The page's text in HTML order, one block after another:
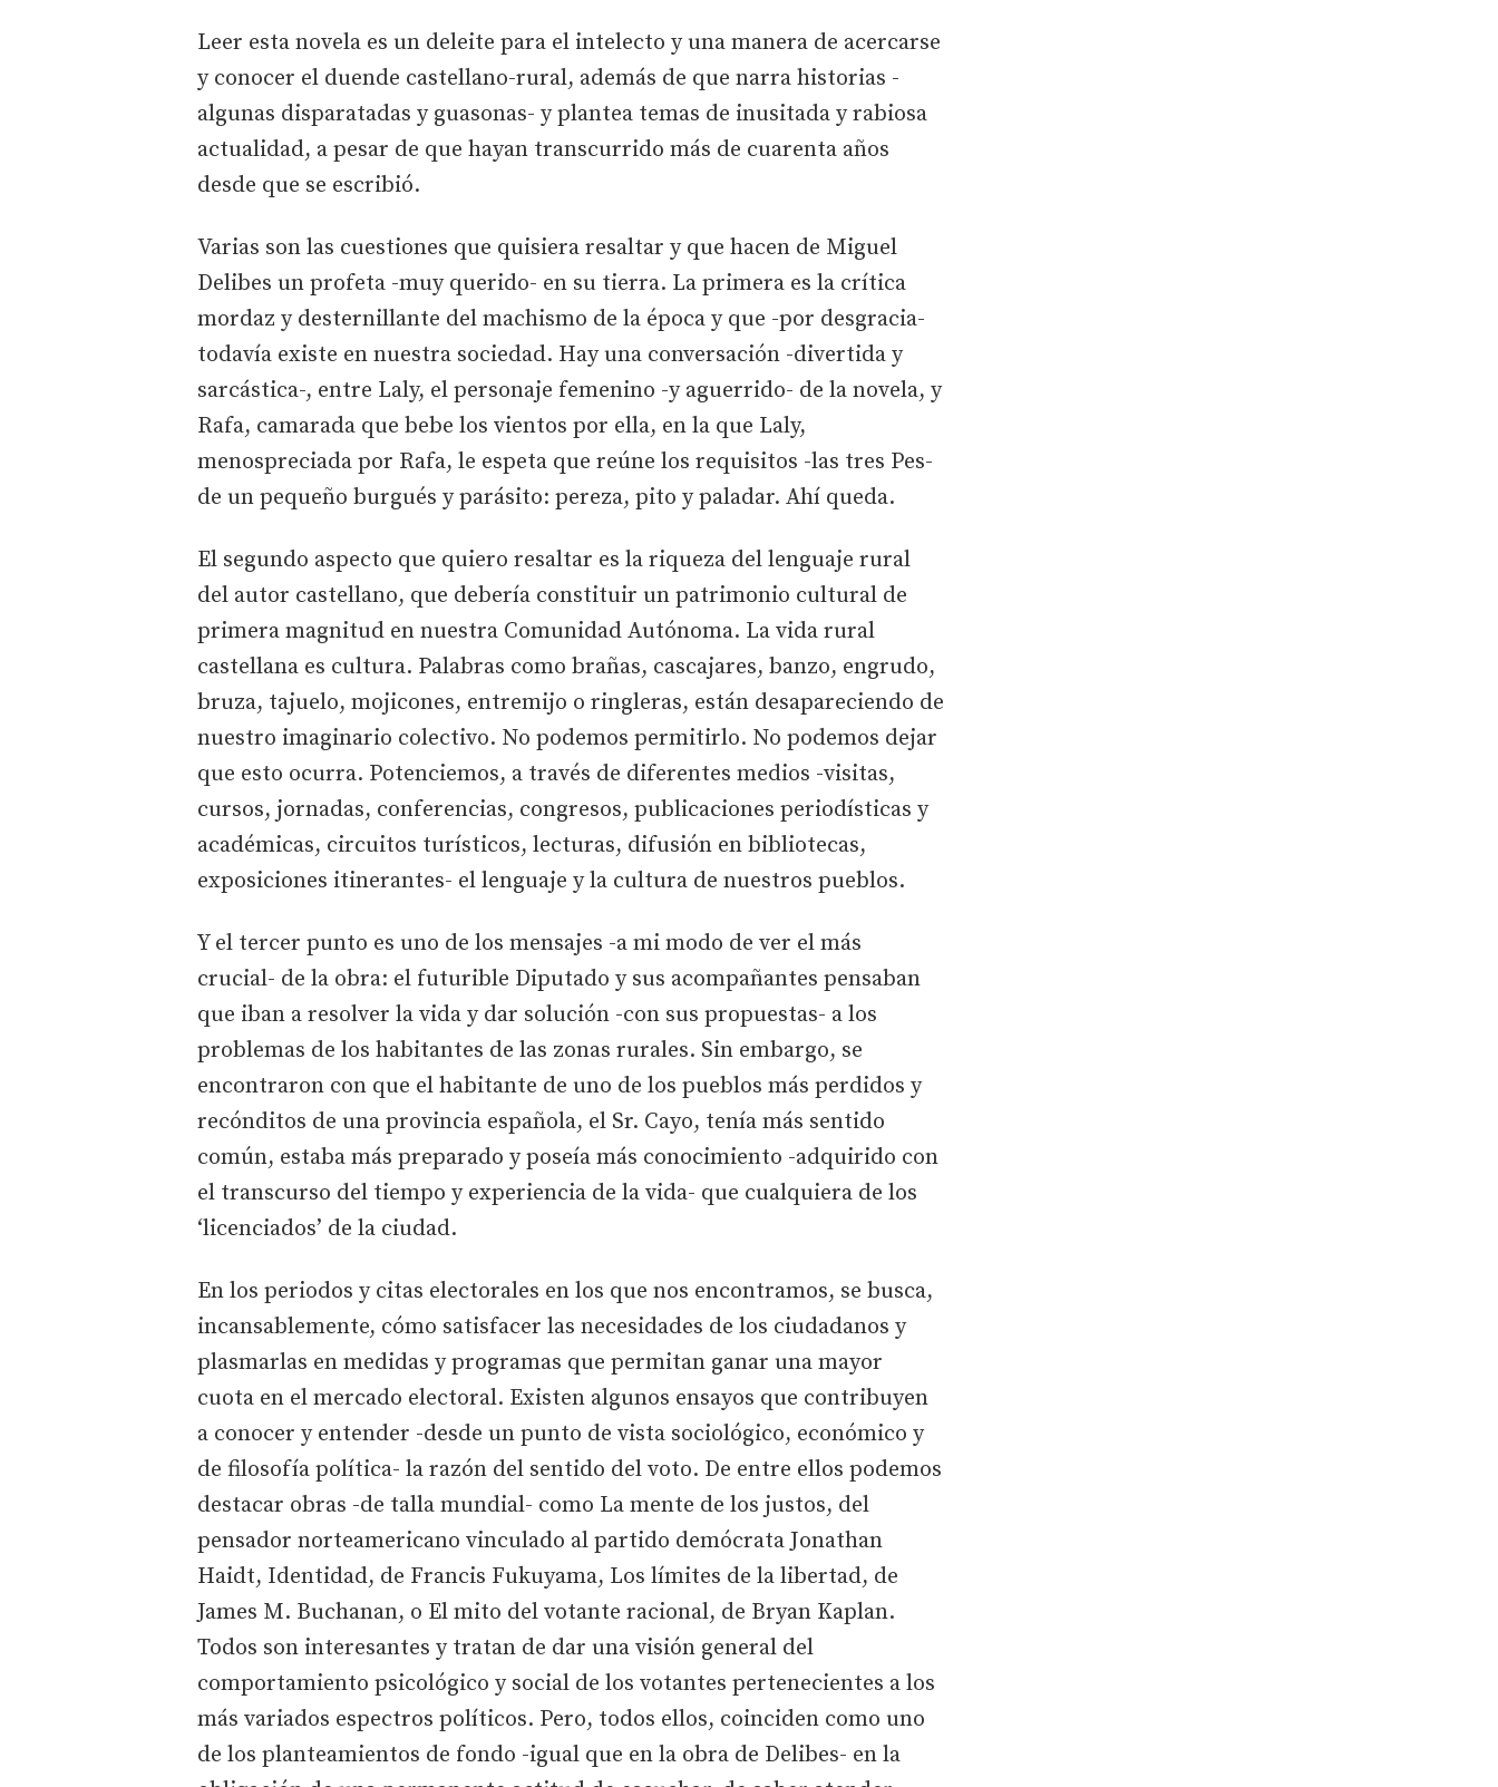
Leer esta novela es un deleite para el intelecto y una manera de acercarse
y conocer el duende castellano-rural, además de que narra historias -
algunas disparatadas y guasonas- y plantea temas de inusitada y rabiosa
actualidad, a pesar de que hayan transcurrido más de cuarenta años
desde que se escribió.
Varias son las cuestiones que quisiera resaltar y que hacen de Miguel
Delibes un profeta -muy querido- en su tierra. La primera es la crítica
mordaz y desternillante del machismo de la época y que -por desgracia-
todavía existe en nuestra sociedad. Hay una conversación -divertida y
sarcástica-, entre Laly, el personaje femenino -y aguerrido- de la novela, y
Rafa, camarada que bebe los vientos por ella, en la que Laly,
menospreciada por Rafa, le espeta que reúne los requisitos -las tres Pes-
de un pequeño burgués y parásito: pereza, pito y paladar. Ahí queda.
El segundo aspecto que quiero resaltar es la riqueza del lenguaje rural
del autor castellano, que debería constituir un patrimonio cultural de
primera magnitud en nuestra Comunidad Autónoma. La vida rural
castellana es cultura. Palabras como brañas, cascajares, banzo, engrudo,
bruza, tajuelo, mojicones, entremijo o ringleras, están desapareciendo de
nuestro imaginario colectivo. No podemos permitirlo. No podemos dejar
que esto ocurra. Potenciemos, a través de diferentes medios -visitas,
cursos, jornadas, conferencias, congresos, publicaciones periodísticas y
académicas, circuitos turísticos, lecturas, difusión en bibliotecas,
exposiciones itinerantes- el lenguaje y la cultura de nuestros pueblos.
Y el tercer punto es uno de los mensajes -a mi modo de ver el más
crucial- de la obra: el futurible Diputado y sus acompañantes pensaban
que iban a resolver la vida y dar solución -con sus propuestas- a los
problemas de los habitantes de las zonas rurales. Sin embargo, se
encontraron con que el habitante de uno de los pueblos más perdidos y
recónditos de una provincia española, el Sr. Cayo, tenía más sentido
común, estaba más preparado y poseía más conocimiento -adquirido con
el transcurso del tiempo y experiencia de la vida- que cualquiera de los
‘licenciados’ de la ciudad.
En los periodos y citas electorales en los que nos encontramos, se busca,
incansablemente, cómo satisfacer las necesidades de los ciudadanos y
plasmarlas en medidas y programas que permitan ganar una mayor
cuota en el mercado electoral. Existen algunos ensayos que contribuyen
a conocer y entender -desde un punto de vista sociológico, económico y
de filosofía política- la razón del sentido del voto. De entre ellos podemos
destacar obras -de talla mundial- como La mente de los justos, del
pensador norteamericano vinculado al partido demócrata Jonathan
Haidt, Identidad, de Francis Fukuyama, Los límites de la libertad, de
James M. Buchanan, o El mito del votante racional, de Bryan Kaplan.
Todos son interesantes y tratan de dar una visión general del
comportamiento psicológico y social de los votantes pertenecientes a los
más variados espectros políticos. Pero, todos ellos, coinciden como uno
de los planteamientos de fondo -igual que en la obra de Delibes- en la